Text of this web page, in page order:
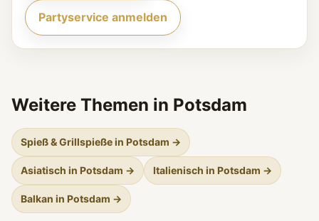
Partyservice anmelden
Weitere Themen in Potsdam
Spieß & Grillspieße in Potsdam →
Asiatisch in Potsdam → Italienisch in Potsdam →
Balkan in Potsdam →